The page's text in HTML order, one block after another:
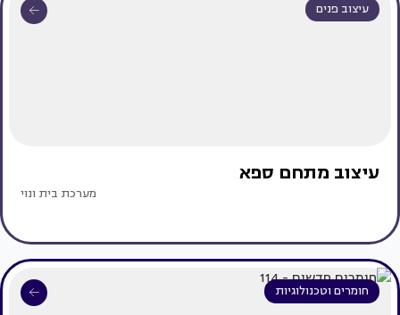
עיצוב פנים
עיצוב מתחם ספא
מערכת בית ונוי
חומרים וטכנולוגיות